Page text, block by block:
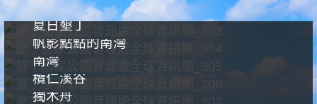
夏日墾丁
帆影點點的南灣
南灣
欖仁溪谷
獨木舟